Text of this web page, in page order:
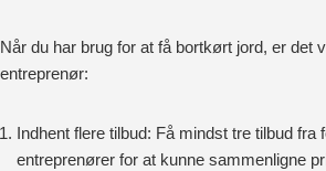
Når du har brug for at få bortkørt jord, er det
entreprenør:
Indhent flere tilbud: Få mindst tre tilbud fra
entreprenører for at kunne sammenligne